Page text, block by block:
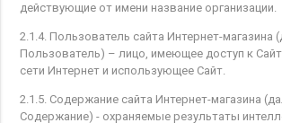
действующие от имени название организации.
2.1.4. Пользователь сайта Интернет-магазина
Пользователь) – лицо, имеющее доступ к
сети Интернет и использующее Сайт.
2.1.5. Содержание сайта Интернет-магазина
Содержание) - охраняемые результаты